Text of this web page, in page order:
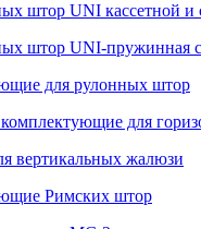
штор UNI кассетной
штор UNI-пружинная
для рулонных штор
для
вертикальных жалюзи
Римских штор